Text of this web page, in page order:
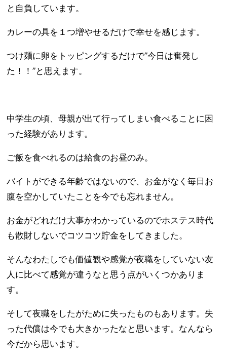
と自負しています。
カレーの具を１つ増やせるだけで幸せを感じます。
つけ麺に卵をトッピングするだけで”今日は奮発し
た！！”と思えます。
中学生の頃、母親が出て行ってしまい食べることに困
った経験があります。
ご飯を食べれるのは給食のお昼のみ。
バイトができる年齢ではないので、お金がなく毎日お
腹を空かしていたことを今でも忘れません。
お金がどれだけ大事かわかっているのでホステス時代
も散財しないでコツコツ貯金をしてきました。
そんなわたしでも価値観や感覚が夜職をしていない友
人に比べて感覚が違うなと思う点がいくつかありま
す。
そして夜職をしたがために失ったものもあります。失
った代償は今でも大きかったなと思います。なんなら
今だから思います。